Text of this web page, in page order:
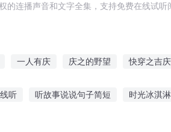
连播声音和文字全集，支持免费在线试听
一人有庆 庆之的野望 快穿之吉
听 听故事说说句子简短 时光冰淇